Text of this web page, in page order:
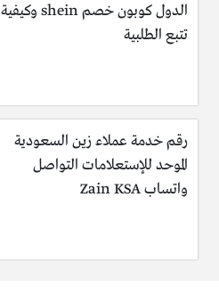
الدول كوبون خصم shein وكيفية
تتبع الطلبية
رقم خدمة عملاء زين السعودية
الموحد للإستعلامات التواصل
واتساب Zain KSA